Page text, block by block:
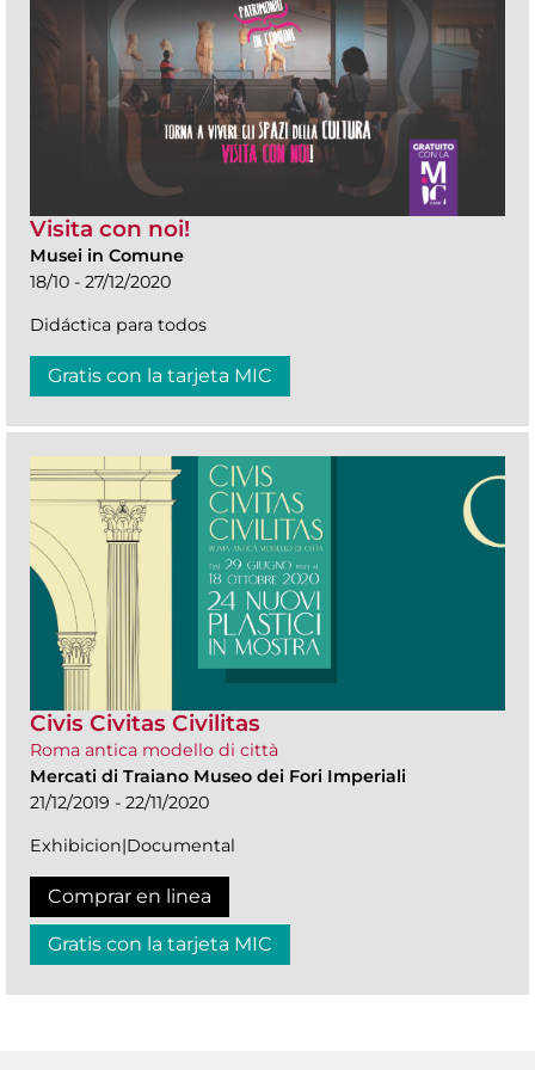
Visita con noi!
Musei in Comune
18/10 - 27/12/2020
Didáctica para todos
Gratis con la tarjeta MIC
Civis Civitas Civilitas
Roma antica modello di città
Mercati di Traiano Museo dei Fori Imperiali
21/12/2019 - 22/11/2020
Exhibicion|Documental
Comprar en linea
Gratis con la tarjeta MIC